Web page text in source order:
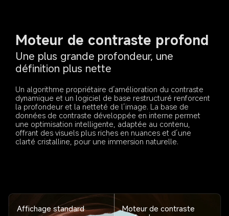
Moteur de contraste profond
Une plus grande profondeur, une
définition plus nette
Un algorithme propriétaire d’amélioration du contraste
dynamique et un logiciel de base restructuré renforcent
la profondeur et la netteté de l’image. La base de
données de contraste développée en interne permet
une optimisation intelligente, adaptée au contenu,
offrant des visuels plus riches en nuances et d’une
clarté cristalline, pour une immersion naturelle.
Affichage standard
Moteur de contraste